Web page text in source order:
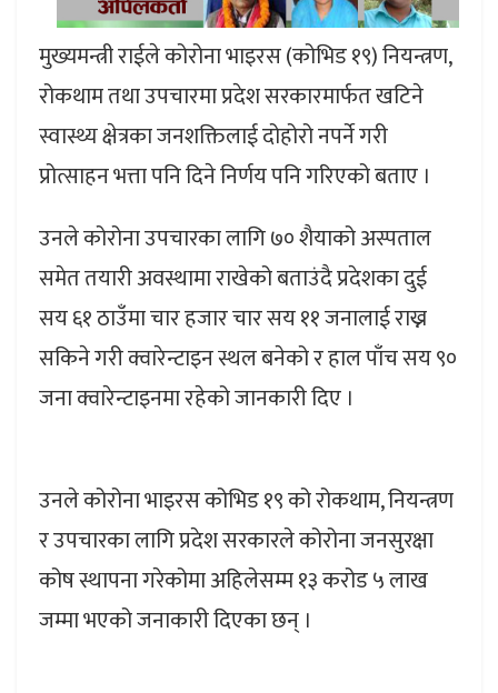
मुख्यमन्त्री राईले कोरोना भाइरस (कोभिड १९) नियन्त्रण,
रोकथाम तथा उपचारमा प्रदेश सरकारमार्फत खटिने
स्वास्थ्य क्षेत्रका जनशक्तिलाई दोहोरो नपर्ने गरी
प्रोत्साहन भत्ता पनि दिने निर्णय पनि गरिएको बताए ।
उनले कोरोना उपचारका लागि ७० शैयाको अस्पताल
समेत तयारी अवस्थामा राखेको बताउंदै प्रदेशका दुई
सय ६१ ठाउँमा चार हजार चार सय ११ जनालाई राख्न
सकिने गरी क्वारेन्टाइन स्थल बनेको र हाल पाँच सय ९०
जना क्वारेन्टाइनमा रहेको जानकारी दिए ।
उनले कोरोना भाइरस कोभिड १९ को रोकथाम, नियन्त्रण
र उपचारका लागि प्रदेश सरकारले कोरोना जनसुरक्षा
कोष स्थापना गरेकोमा अहिलेसम्म १३ करोड ५ लाख
जम्मा भएको जनाकारी दिएका छन् ।